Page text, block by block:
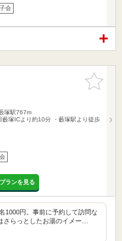
会
お気に入
りに追加
塚駅767m
藪塚ICより約10分 ・藪塚駅より徒歩
ランを見る
1000円。事前に予約して訪問な
さらっとしたお湯のイメー…